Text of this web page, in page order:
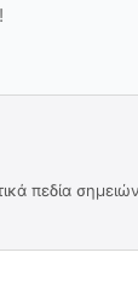
πεδία